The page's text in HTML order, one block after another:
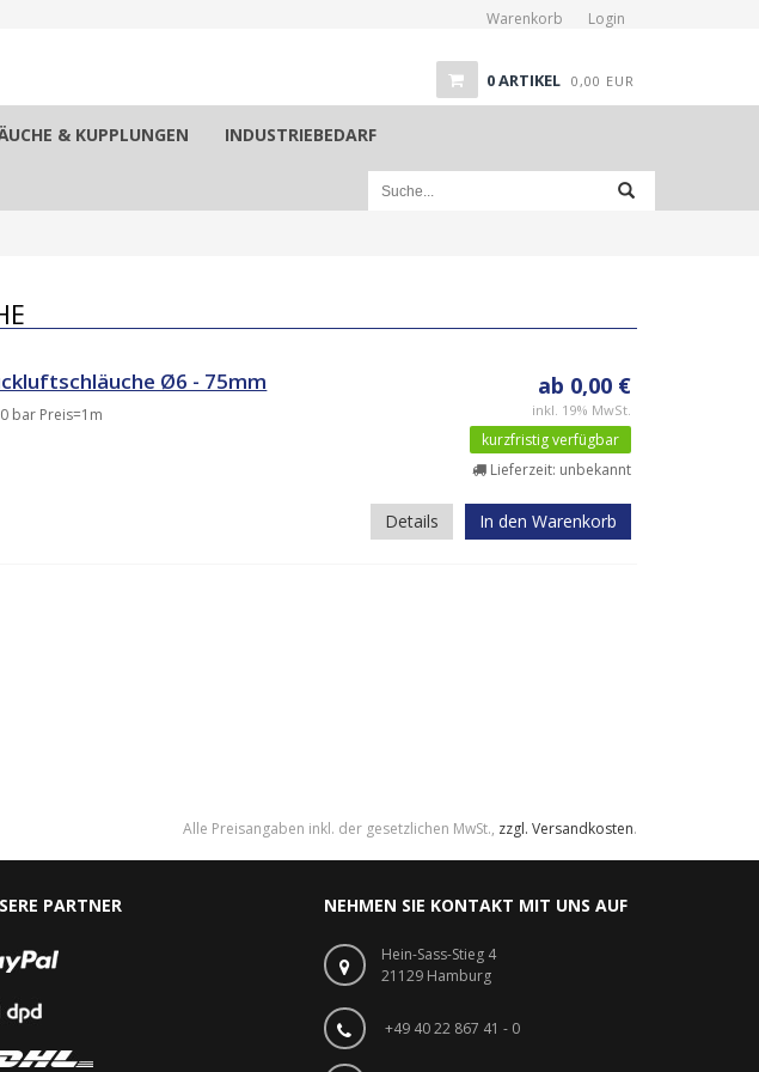
Warenkorb Login
0ARTIKEL 0,00 EUR
& KUPPLUNGEN INDUSTRIEBEDARF
Ø6 - 75mm
bar Preis=1m
ab 0,00 €
inkl. 19% MwSt.
kurzfristig verfügbar
Lieferzeit: unbekannt
Details In den Warenkorb
Alle Preisangaben inkl. der gesetzlichen MwSt., zzgl. Versandkosten.
PARTNER NEHMEN SIE KONTAKT MIT UNS AUF
Hein-Sass-Stieg 4
21129 Hamburg
+49 40 22 867 41 - 0